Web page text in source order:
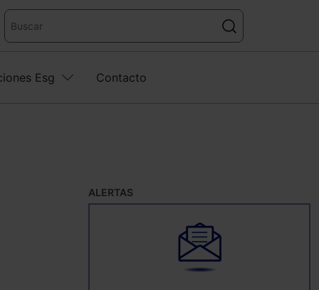
Esg Contacto
ALERTAS